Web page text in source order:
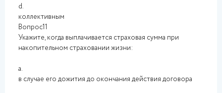
d.
коллективным
Вопрос11
Укажите, когда выплачивается страховая сумма при
накопительном страховании жизни:
a.
в случае его дожития до окончания действия договора